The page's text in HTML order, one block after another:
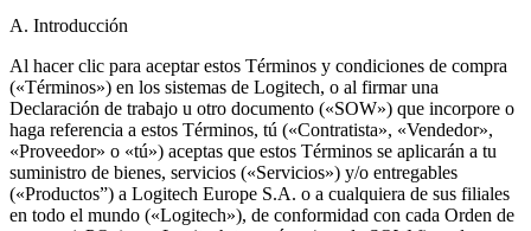
A. Introducción
Al hacer clic para aceptar estos Términos y condiciones de compra
(«Términos») en los sistemas de Logitech, o al firmar una
Declaración de trabajo u otro documento («SOW») que incorpore o
haga referencia a estos Términos, tú («Contratista», «Vendedor»,
«Proveedor» o «tú») aceptas que estos Términos se aplicarán a tu
suministro de bienes, servicios («Servicios») y/o entregables
(«Productos”) a Logitech Europe S.A. o a cualquiera de sus filiales
en todo el mundo («Logitech»), de conformidad con cada Orden de